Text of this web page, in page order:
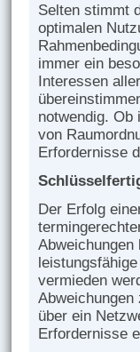
Selten stimmt
optimalen
immer ein
Interessen
notwendig. Ob
von
Erfordernisse
Der Erfolg
vermieden
über ein
Erfordernisse